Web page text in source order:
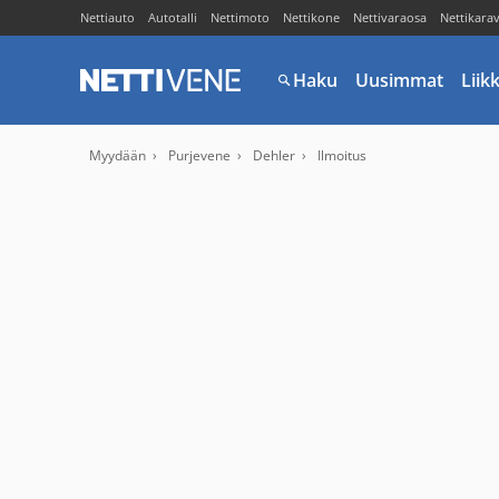
Nettiauto Autotalli Nettimoto Nettikone Nettivaraosa
Haku Uusimmat
Myydään Purjevene Dehler Ilmoitus